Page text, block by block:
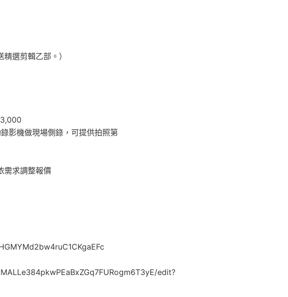
選剪輯乙部。）
影機做現場側錄，可提供拍照第
需求調整報價
edit?